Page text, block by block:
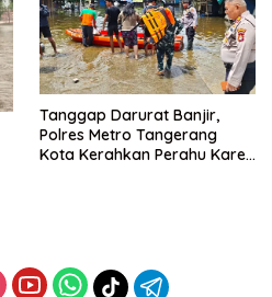
Tanggap Darurat Banjir,
Polres Metro Tangerang
Kota Kerahkan Perahu Karet